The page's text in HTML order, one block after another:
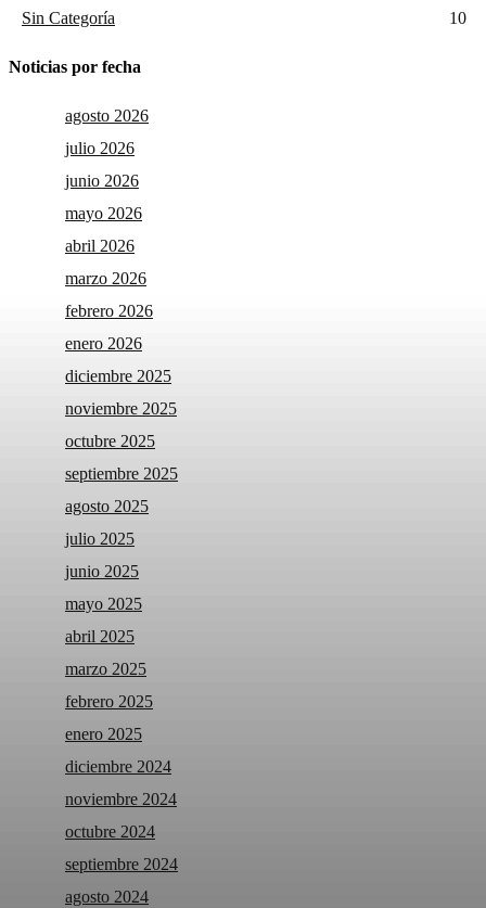
Sin Categoría 10
Noticias por fecha
agosto 2026
julio 2026
junio 2026
mayo 2026
abril 2026
marzo 2026
febrero 2026
enero 2026
diciembre 2025
noviembre 2025
octubre 2025
septiembre 2025
agosto 2025
julio 2025
junio 2025
mayo 2025
abril 2025
marzo 2025
febrero 2025
enero 2025
diciembre 2024
noviembre 2024
octubre 2024
septiembre 2024
agosto 2024